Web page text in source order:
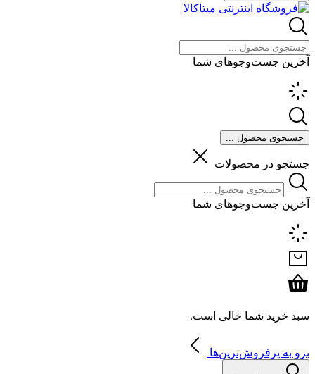
آخرین جست‌وجوهای شما
جستجوی محصول ...
جستجو در محصولات
آخرین جست‌وجوهای شما
سبد خرید شما خالی است.
برو به پرفروش‌ترین‌ها